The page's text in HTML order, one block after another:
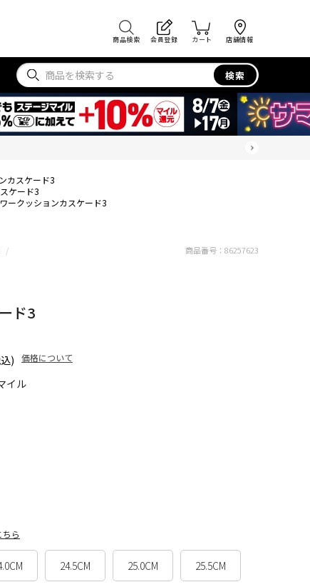
商品検索 会員登録 カート 店舗情報
検索
カスケード3
ケード3
ークッションカスケード3
イル
ド3
) 価格について
24.5CM 25.0CM 25.5CM
ら
商品番号： 86257623